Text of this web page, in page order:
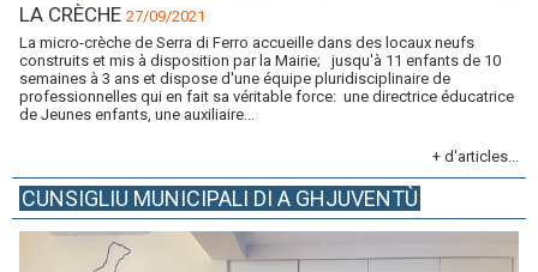
LA CRÈCHE 27/09/2021
La micro-crèche de Serra di Ferro accueille dans des locaux neufs
construits et mis à disposition par la Mairie; jusqu'à 11 enfants de 10
semaines à 3 ans et dispose d'une équipe pluridisciplinaire de
professionnelles qui en fait sa véritable force: une directrice éducatrice
de Jeunes enfants, une auxiliaire...
+ d'articles...
CUNSIGLIU MUNICIPALI DI A GHJUVENTÙ